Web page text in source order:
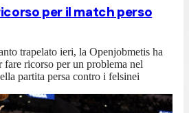
per il match perso
trapelato ieri, la Openjobmetis ha
fare ricorso per un problema nel
partita persa contro i felsinei